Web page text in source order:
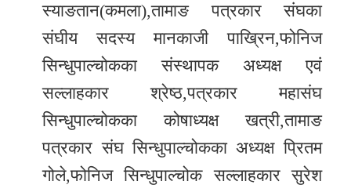
स्याङतान(कमला),तामाङ पत्रकार संघका
संघीय सदस्य मानकाजी पाख्रिन,फोनिज
सिन्धुपाल्चोकका संस्थापक अध्यक्ष एवं
सल्लाहकार श्रेष्ठ,पत्रकार महासंघ
सिन्धुपाल्चोकका कोषाध्यक्ष खत्री,तामाङ
पत्रकार संघ सिन्धुपाल्चोकका अध्यक्ष प्रितम
गोले,फोनिज सिन्धुपाल्चोक सल्लाहकार सुरेश